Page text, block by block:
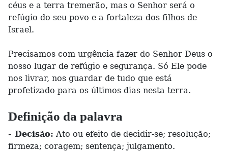
céus e a terra tremerão, mas o Senhor será o
refúgio do seu povo e a fortaleza dos filhos de
Israel.
Precisamos com urgência fazer do Senhor Deus o
nosso lugar de refúgio e segurança. Só Ele pode
nos livrar, nos guardar de tudo que está
profetizado para os últimos dias nesta terra.
Definição da palavra
- Decisão: Ato ou efeito de decidir-se; resolução;
firmeza; coragem; sentença; julgamento.